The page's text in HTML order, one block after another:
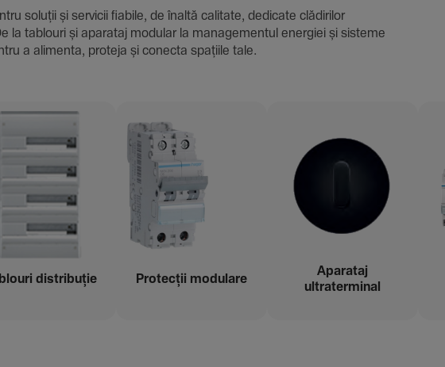
soluții și servicii fiabile, de înaltă cali­tate, dedi­cate clădi­rilor
la tablouri și aparataj modular la managementul energiei și sisteme
a alimenta, proteja și conecta spațiile tale.
distribuție Protecții modu­lare
Aparataj
ultraterminal